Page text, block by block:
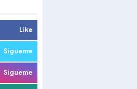
Like
Sigueme
Sigueme